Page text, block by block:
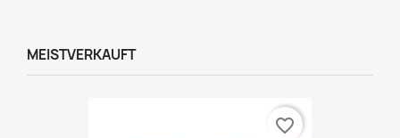
MEISTVERKAUFT
favorite_border